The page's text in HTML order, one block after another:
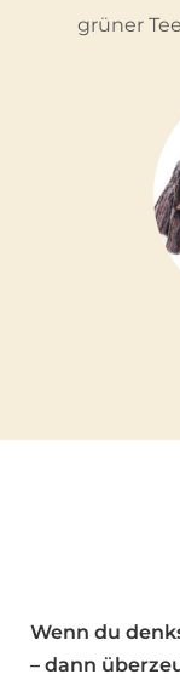
grüner Tee
Wenn du
– dann